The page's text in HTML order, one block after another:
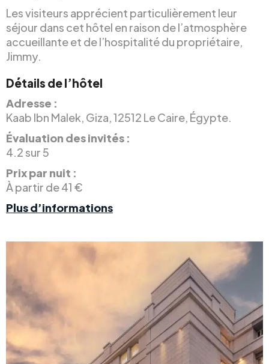
Les visiteurs apprécient particulièrement leur
séjour dans cet hôtel en raison de l’atmosphère
accueillante et de l’hospitalité du propriétaire,
Jimmy.
Détails de l’hôtel
Adresse :
Kaab Ibn Malek, Giza, 12512 Le Caire, Égypte.
Évaluation des invités :
4.2 sur 5
Prix par nuit :
À partir de 41 €
Plus d’informations